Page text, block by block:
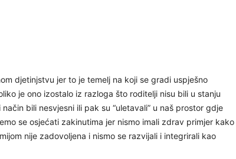
djetinjstvu jer to je temelj na koji se gradi uspješno
je ono izostalo iz razloga što roditelji nisu bili u stanju
bili nesvjesni ili pak su “uletavali” u naš prostor gdje
se osjećati zakinutima jer nismo imali zdrav primjer kako
nije zadovoljena i nismo se razvijali i integrirali kao